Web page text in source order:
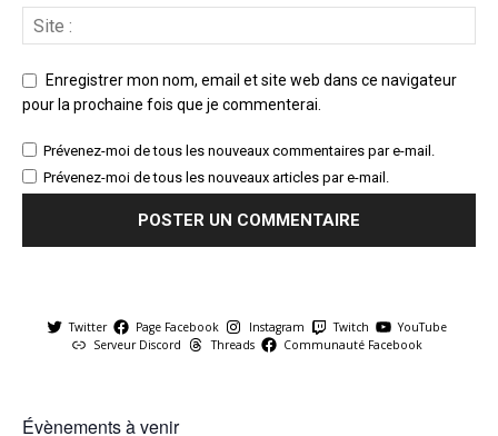
Enregistrer mon nom, email et site web dans ce navigateur
pour la prochaine fois que je commenterai.
Prévenez-moi de tous les nouveaux commentaires par e-mail.
Prévenez-moi de tous les nouveaux articles par e-mail.
Twitter Page Facebook Instagram Twitch
YouTube
Serveur Discord
Threads Communauté Facebook
Évènements à venir